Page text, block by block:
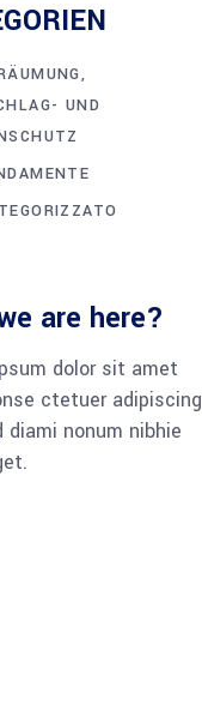
UND
are here?
dolor sit amet
ctetuer adipiscing
diami nonum nibhie